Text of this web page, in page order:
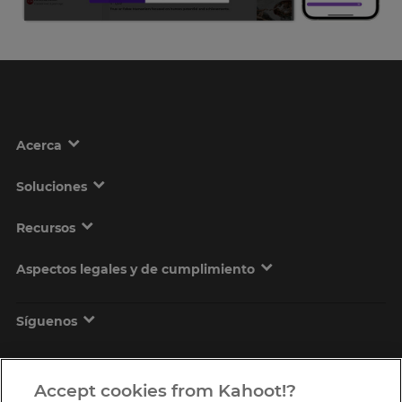
Acerca
Soluciones
Recursos
Aspectos legales y de cumplimiento
Síguenos
Accept cookies from Kahoot!?